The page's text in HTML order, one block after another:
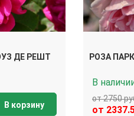
ДЕ РЕШТ
В корзину
РОЗА
В
от 2750
от